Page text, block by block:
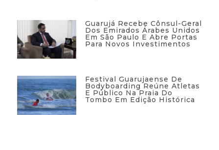
Guarujá Recebe Cônsul-Geral
Dos Emirados Árabes Unidos
Em São Paulo E Abre Portas
Para Novos Investimentos
Festival Guarujaense De
Bodyboarding Reúne Atletas
E Público Na Praia Do
Tombo Em Edição Histórica